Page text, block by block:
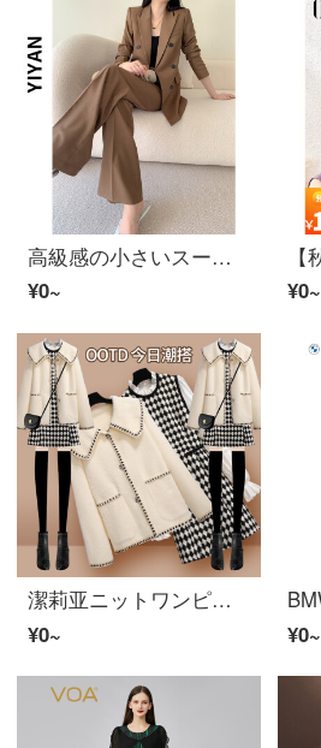
高級感の小さいスーツの女性の職業の服装のレディのスフィアのスーツの秋冬のハイエンドの職業のレジャーの韓国版のファッションの気質の女神の範の2つのスーツのカーキ色のスーツのL
¥0~
¥0~
潔莉亚ニットワンピス2021年秋冬ワンピス女性ファッションカジュアルスーツ女性厚いワンピスクリップ綿を厚くした二点セットのスーツスカート、秋冬ボトムス206二つセットのスーツSは100斤以下を提案します。
¥0~
¥0~